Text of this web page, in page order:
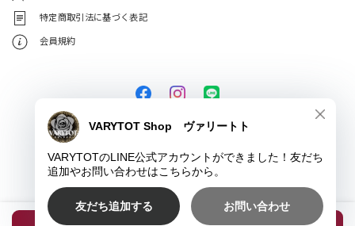
特定商取引法に基づく表記
会員規約